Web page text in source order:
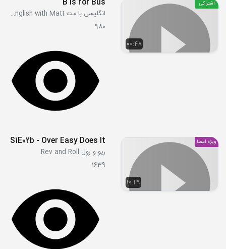
00:48
اشتراکی B is for Bus
انگلیسی با مت Learn English with Matt
980
10:49
ویژه اعضا S1E02b - Over Easy Does It
ریو و رول Rev and Roll
1639